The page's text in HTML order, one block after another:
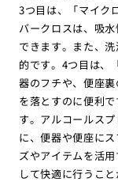
3つ目は、「マイク
バークロスは、吸
できます。また、
的です。4つ目は、
器のフチや、便座
を落とすのに便利
す。アルコールス
に、便器や便座に
ズやアイテムを活
して快適に行うこ